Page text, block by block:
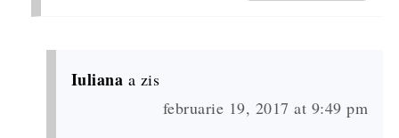
Iuliana a zis
februarie 19, 2017 at 9:49 pm